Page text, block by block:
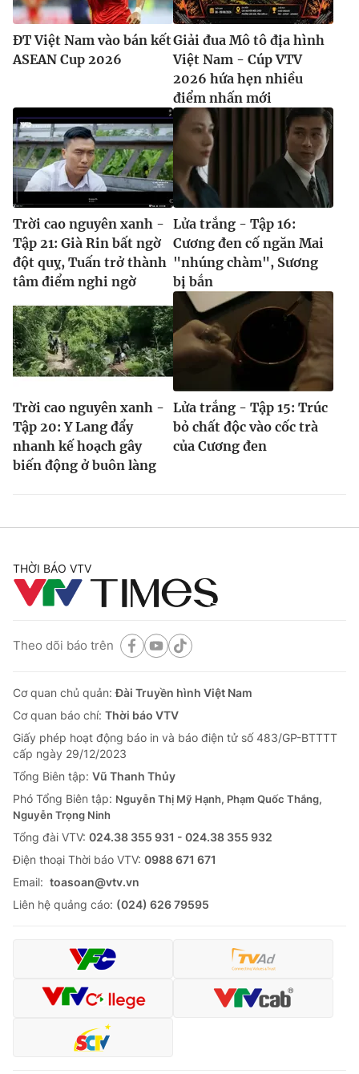
ĐT Việt Nam vào bán kết
ASEAN Cup 2026
Giải đua Mô tô địa hình
Việt Nam - Cúp VTV
2026 hứa hẹn nhiều
điểm nhấn mới
Trời cao nguyên xanh -
Tập 21: Già Rin bất ngờ
đột quỵ, Tuấn trở thành
tâm điểm nghi ngờ
Lửa trắng - Tập 16:
Cương đen cố ngăn Mai
"nhúng chàm", Sương
bị bắn
Trời cao nguyên xanh -
Tập 20: Y Lang đẩy
nhanh kế hoạch gây
biến động ở buôn làng
Lửa trắng - Tập 15: Trúc
bỏ chất độc vào cốc trà
của Cương đen
THỜI BÁO VTV
Theo dõi báo trên
Cơ quan chủ quản:Đài Truyền hình Việt Nam
Cơ quan báo chí: Thời báo VTV
Giấy phép hoạt động báo in và báo điện tử số 483/GP-BTTTT
cấp ngày 29/12/2023
Tổng Biên tập: Vũ Thanh Thủy
Phó Tổng Biên tập: Nguyễn Thị Mỹ Hạnh, Phạm Quốc Thắng,
Nguyễn Trọng Ninh
Tổng đài VTV: 024.38 355 931 - 024.38 355 932
Ðiện thoại Thời báo VTV: 0988 671 671
Email: toasoan@vtv.vn
Liên hệ quảng cáo: (024) 626 79595